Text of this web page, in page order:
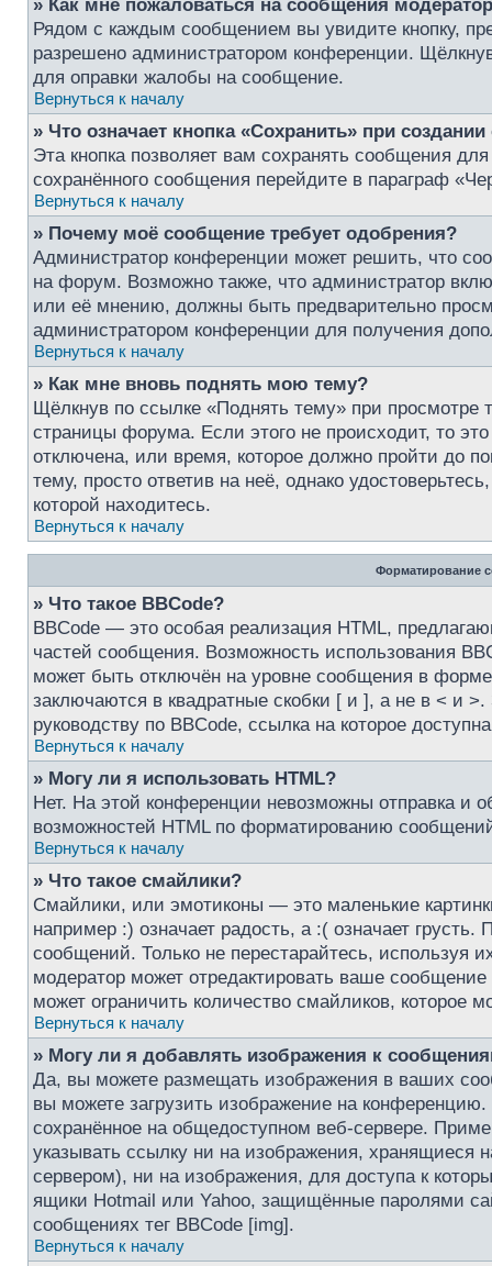
» Как мне пожаловаться на сообщения
Рядом с каждым сообщением вы увидите кнопку,
разрешено администратором конференции.
для оправки жалобы на сообщение.
Вернуться к началу
» Что означает кнопка «Сохранить» при
Эта кнопка позволяет вам сохранять сообщения
сохранённого сообщения перейдите в параграф
Вернуться к началу
» Почему моё сообщение требует одобрения?
Администратор конференции может решить, что
на форум. Возможно также, что администратор
или её мнению, должны быть предварительно
администратором конференции для получения
Вернуться к началу
» Как мне вновь поднять мою тему?
Щёлкнув по ссылке «Поднять тему» при
страницы форума. Если этого не происходит, то
отключена, или время, которое должно пройти до
тему, просто ответив на неё, однако
которой находитесь.
Вернуться к началу
Форматирование
» Что такое BBCode?
BBCode — это особая реализация HTML,
частей сообщения. Возможность использования
может быть отключён на уровне сообщения в
заключаются в квадратные скобки [ и ], а не в < и
руководству по BBCode, ссылка на которое
Вернуться к началу
» Могу ли я использовать HTML?
Нет. На этой конференции невозможны отправка и
возможностей HTML по форматированию
Вернуться к началу
» Что такое смайлики?
Смайлики, или эмотиконы — это маленькие
например :) означает радость, а :( означает
сообщений. Только не перестарайтесь, используя
модератор может отредактировать ваше
может ограничить количество смайликов, которое
Вернуться к началу
» Могу ли я добавлять изображения к
Да, вы можете размещать изображения в ваших
вы можете загрузить изображение на
сохранённое на общедоступном веб-сервере.
указывать ссылку ни на изображения,
сервером), ни на изображения, для доступа к
ящики Hotmail или Yahoo, защищённые паролями
сообщениях тег BBCode [img].
Вернуться к началу